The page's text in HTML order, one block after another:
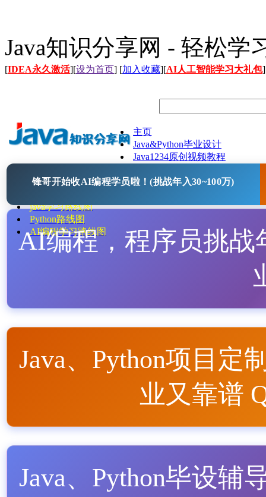
Java知识分享网 - 轻松学
[IDEA永久激活][设为首页] [加入收藏][AI人工智能学习大礼包]
主页
Java&Python毕业设计
Java1234原创视频教程
Java开源项目
java学习路线图
Python路线图
AI编程学习路线图
锋哥开始收AI编程学员啦！(挑战年入30~100万)
AI编程，程序员挑战
Java、Python项目定
业又靠谱
Java、Python毕设辅